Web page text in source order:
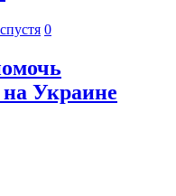
0
Украине